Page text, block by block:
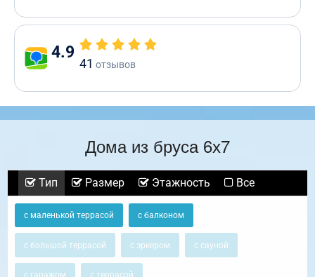
4.9
41 отзывов
Дома из бруса 6х7
Тип Размер Этажность Все
с маленькой террасой с балконом
с большой террасой с эркером с сауной
с гаражом с террасой